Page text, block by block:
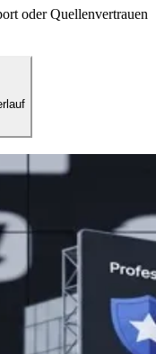
oder Quellenvertrauen